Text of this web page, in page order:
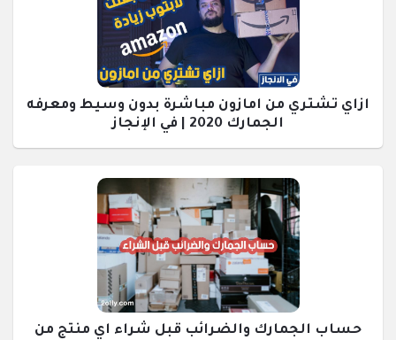
ازاي تشتري من امازون مباشرة بدون وسيط ومعرفه
الجمارك 2020 | في الإنجاز
حساب الجمارك والضرائب قبل شراء اي منتج من